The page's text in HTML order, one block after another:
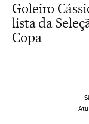
Goleiro
lista da
Copa